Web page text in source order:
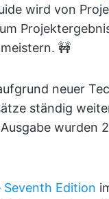
wird von
🚧
neuer
ständig
wurden
Seventh Edition